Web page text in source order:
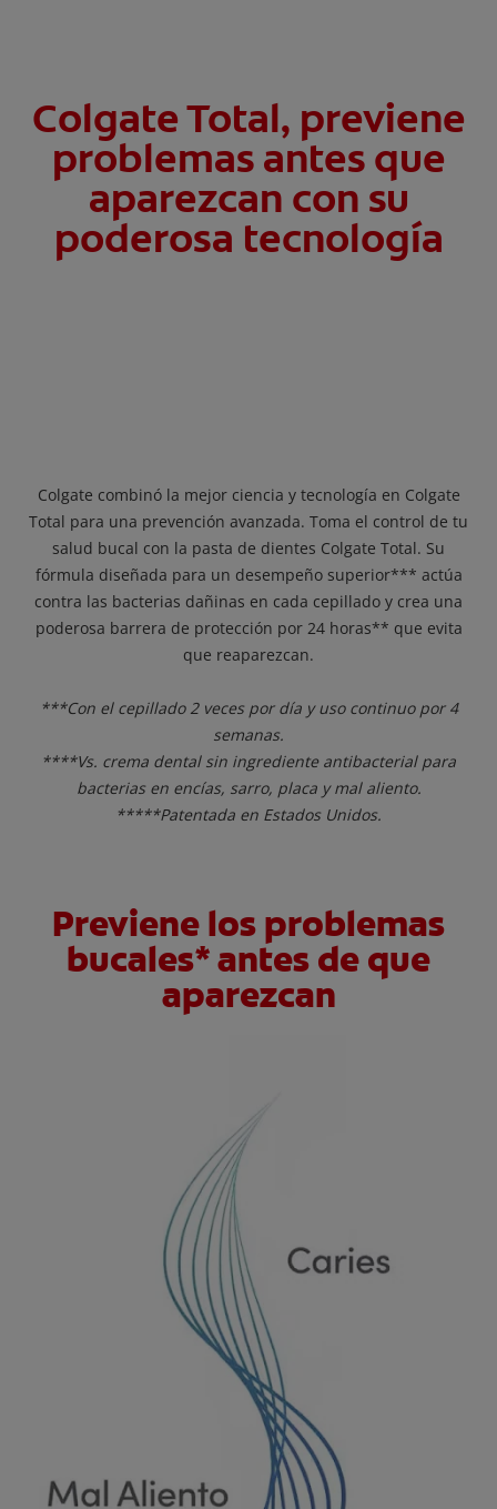
Colgate Total, previene
problemas antes que
aparezcan con su
poderosa tecnología
Colgate combinó la mejor ciencia y tecnología en Colgate
Total para una prevención avanzada. Toma el control de tu
salud bucal con la pasta de dientes Colgate Total. Su
fórmula diseñada para un desempeño superior*** actúa
contra las bacterias dañinas en cada cepillado y crea una
poderosa barrera de protección por 24 horas** que evita
que reaparezcan.
***Con el cepillado 2 veces por día y uso continuo por 4
semanas.
****Vs. crema dental sin ingrediente antibacterial para
bacterias en encías, sarro, placa y mal aliento.
*****Patentada en Estados Unidos.
Previene los problemas
bucales* antes de que
aparezcan